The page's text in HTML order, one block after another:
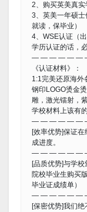
2、购买英美真实
3、英美一年硕
就读，保毕业）
4、WSE认证（
学历认证的话，
— — — — — —
《认证材料》：
1:1完美还原海外
钢印LOGO烫金
雕，激光镭射，
学校材料上该有
— — — — — —
[效率优势]保证
成进度。
— — — — — —
[品质优势]与学
院校毕业生购买
毕业证成绩单）
— — — — — —
[保密优势]我们